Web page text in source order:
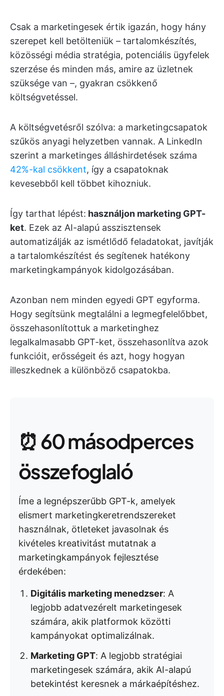
Csak a marketingesek értik igazán, hogy hány
szerepet kell betölteniük – tartalomkészítés,
közösségi média stratégia, potenciális ügyfelek
szerzése és minden más, amire az üzletnek
szüksége van –, gyakran csökkenő
költségvetéssel.
A költségvetésről szólva: a marketingcsapatok
szűkös anyagi helyzetben vannak. A LinkedIn
szerint a marketinges álláshirdetések száma
42%-kal csökkent, így a csapatoknak
kevesebből kell többet kihozniuk.
Így tarthat lépést: használjon marketing GPT-
ket. Ezek az AI-alapú asszisztensek
automatizálják az ismétlődő feladatokat, javítják
a tartalomkészítést és segítenek hatékony
marketingkampányok kidolgozásában.
Azonban nem minden egyedi GPT egyforma.
Hogy segítsünk megtalálni a legmegfelelőbbet,
összehasonlítottuk a marketinghez
legalkalmasabb GPT-ket, összehasonlítva azok
funkcióit, erősségeit és azt, hogy hogyan
illeszkednek a különböző csapatokba.
⏰ 60 másodperces
összefoglaló
Íme a legnépszerűbb GPT-k, amelyek
elismert marketingkeretrendszereket
használnak, ötleteket javasolnak és
kivételes kreativitást mutatnak a
marketingkampányok fejlesztése
érdekében:
Digitális marketing menedzser: A
legjobb adatvezérelt marketingesek
számára, akik platformok közötti
kampányokat optimalizálnak.
Marketing GPT: A legjobb stratégiai
marketingesek számára, akik AI-alapú
betekintést keresnek a márkaépítéshez.